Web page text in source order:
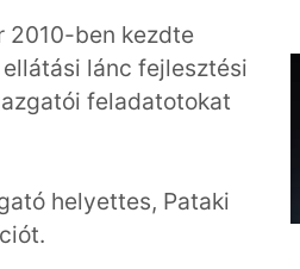
2010-ben kezdte
lánc fejlesztési
feladatotokat
helyettes, Pataki